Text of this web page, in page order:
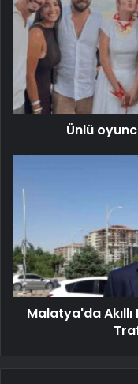
Ünlü
Malatya'da